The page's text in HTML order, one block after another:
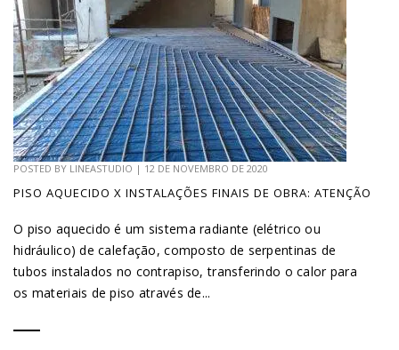
POSTED BY LINEASTUDIO | 12 DE NOVEMBRO DE 2020
PISO AQUECIDO X INSTALAÇÕES FINAIS DE OBRA: ATENÇÃO
O piso aquecido é um sistema radiante (elétrico ou
hidráulico) de calefação, composto de serpentinas de
tubos instalados no contrapiso, transferindo o calor para
os materiais de piso através de...